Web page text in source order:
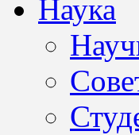
Наука